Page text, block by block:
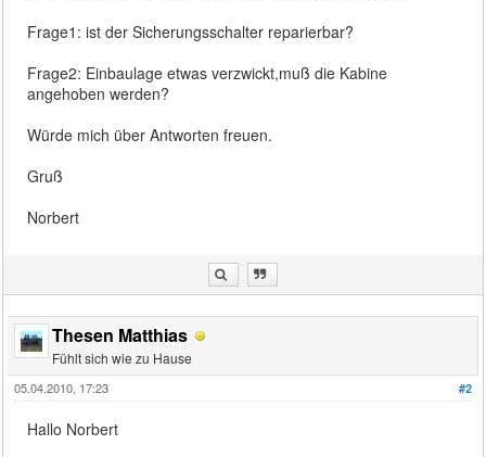
Frage1: ist der Sicherungsschalter reparierbar?
Frage2: Einbaulage etwas verzwickt,muß die Kabine
angehoben werden?
Würde mich über Antworten freuen.
Gruß
Norbert
Thesen Matthias
Fühlt sich wie zu Hause
#2
05.04.2010, 17:23
Hallo Norbert